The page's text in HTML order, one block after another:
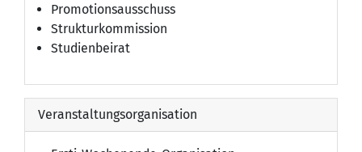
Promotionsausschuss
Strukturkommission
Studienbeirat
Veranstaltungsorganisation